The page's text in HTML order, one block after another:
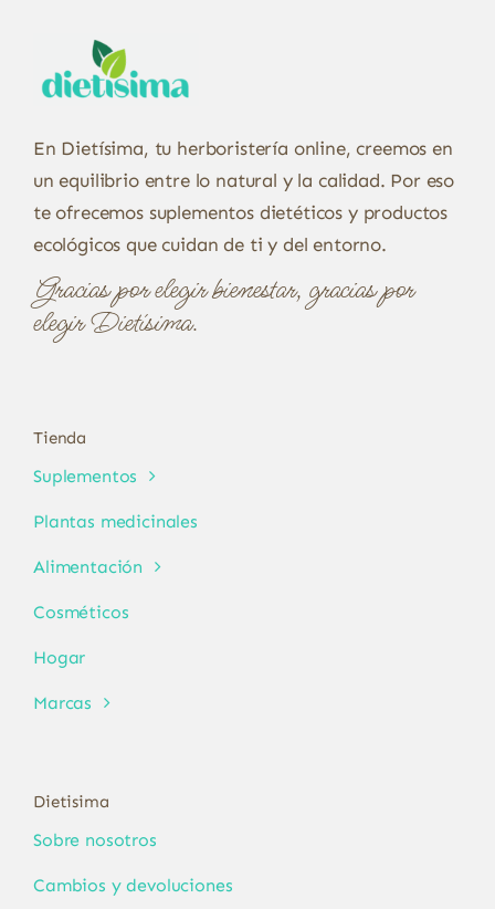
En Dietísima, tu herboristería online, creemos en
un equilibrio entre lo natural y la calidad. Por eso
te ofrecemos suplementos dietéticos y productos
ecológicos que cuidan de ti y del entorno.
Gracias por elegir bienestar, gracias por
elegir Dietísima.
Tienda
Suplementos
Plantas medicinales
Alimentación
Cosméticos
Hogar
Marcas
Dietisima
Sobre nosotros
Cambios y devoluciones